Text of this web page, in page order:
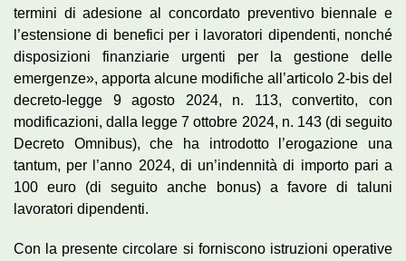
termini di adesione al concordato preventivo biennale e
l’estensione di benefici per i lavoratori dipendenti, nonché
disposizioni finanziarie urgenti per la gestione delle
emergenze», apporta alcune modifiche all’articolo 2-bis del
decreto-legge 9 agosto 2024, n. 113, convertito, con
modificazioni, dalla legge 7 ottobre 2024, n. 143 (di seguito
Decreto Omnibus), che ha introdotto l’erogazione una
tantum, per l’anno 2024, di un’indennità di importo pari a
100 euro (di seguito anche bonus) a favore di taluni
lavoratori dipendenti.
Con la presente circolare si forniscono istruzioni operative